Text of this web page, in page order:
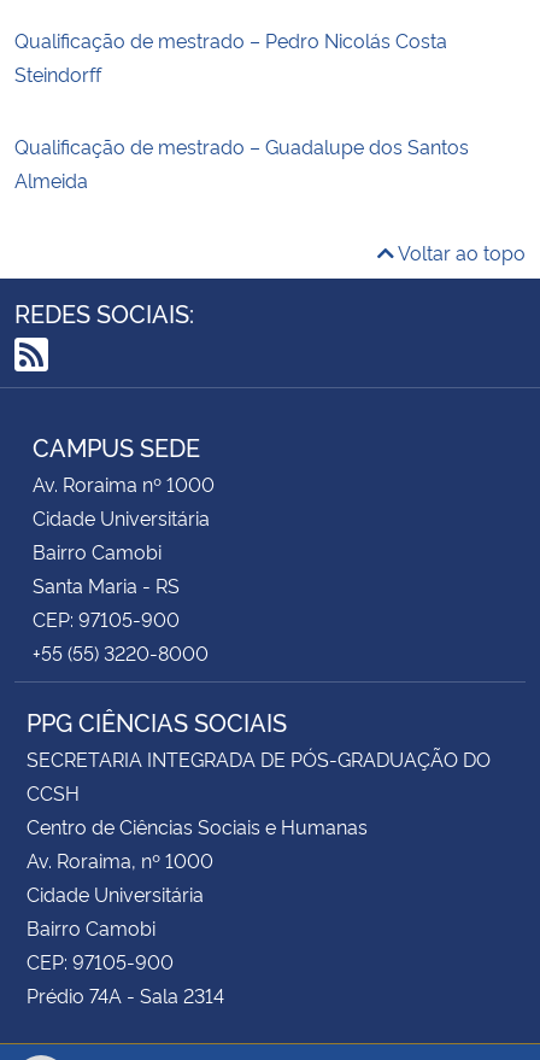
Qualificação de mestrado – Pedro Nicolás Costa
Steindorff
Qualificação de mestrado – Guadalupe dos Santos
Almeida
Voltar ao topo
REDES SOCIAIS:
RSS
CAMPUS SEDE
Av. Roraima nº 1000
Cidade Universitária
Bairro Camobi
Santa Maria - RS
CEP: 97105-900
+55 (55) 3220-8000
PPG CIÊNCIAS SOCIAIS
SECRETARIA INTEGRADA DE PÓS-GRADUAÇÃO DO
CCSH
Centro de Ciências Sociais e Humanas
Av. Roraima, nº 1000
Cidade Universitária
Bairro Camobi
CEP: 97105-900
Prédio 74A - Sala 2314